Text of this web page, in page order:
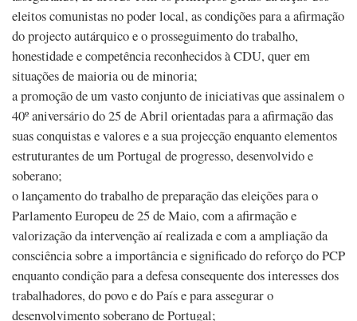
eleitos comunistas no poder local, as condições para a afirmação
do projecto autárquico e o prosseguimento do trabalho,
honestidade e competência reconhecidos à CDU, quer em
situações de maioria ou de minoria;
a promoção de um vasto conjunto de iniciativas que assinalem o
40º aniversário do 25 de Abril orientadas para a afirmação das
suas conquistas e valores e a sua projecção enquanto elementos
estruturantes de um Portugal de progresso, desenvolvido e
soberano;
o lançamento do trabalho de preparação das eleições para o
Parlamento Europeu de 25 de Maio, com a afirmação e
valorização da intervenção aí realizada e com a ampliação da
consciência sobre a importância e significado do reforço do PCP
enquanto condição para a defesa consequente dos interesses dos
trabalhadores, do povo e do País e para assegurar o
desenvolvimento soberano de Portugal;